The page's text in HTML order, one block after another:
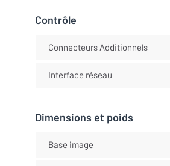
Contrôle
Connecteurs Additionnels
Interface réseau
Dimensions et poids
Base image